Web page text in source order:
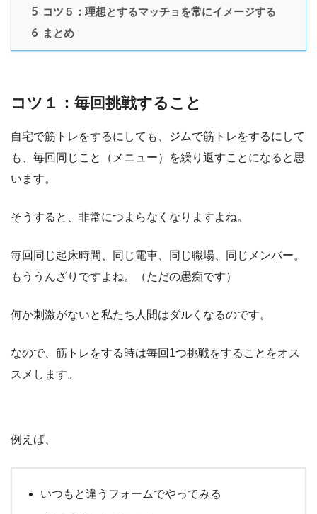
5 コツ５：理想とするマッチョを常にイメージする
6 まとめ
コツ１：毎回挑戦すること
自宅で筋トレをするにしても、ジムで筋トレをするにして
も、毎回同じこと（メニュー）を繰り返すことになると思
います。
そうすると、非常につまらなくなりますよね。
毎回同じ起床時間、同じ電車、同じ職場、同じメンバー。
もううんざりですよね。（ただの愚痴です）
何か刺激がないと私たち人間はダルくなるのです。
なので、筋トレをする時は毎回1つ挑戦をすることをオス
スメします。
例えば、
いつもと違うフォームでやってみる